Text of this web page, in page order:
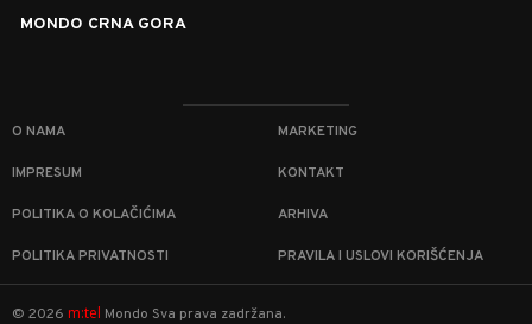
MONDO CRNA GORA
O NAMA MARKETING
IMPRESUM KONTAKT
POLITIKA O KOLAČIĆIMA ARHIVA
POLITIKA PRIVATNOSTI PRAVILA I USLOVI KORIŠĆENJA
© 2026 m:tel Mondo Sva prava zadržana.